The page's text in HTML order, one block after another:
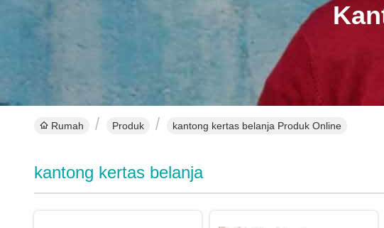
Rumah Produk kantong kertas belanja Produk Online
kantong kertas belanja